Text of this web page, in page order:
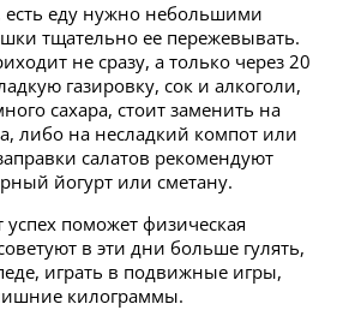
есть еду нужно небольшими
тщательно ее пережевывать.
не сразу, а только через 20
газировку, сок и алкоголи,
сахара, стоит заменить на
либо на несладкий компот или
салатов рекомендуют
йогурт или сметану.
успех поможет физическая
в эти дни больше гулять,
играть в подвижные игры,
килограммы.